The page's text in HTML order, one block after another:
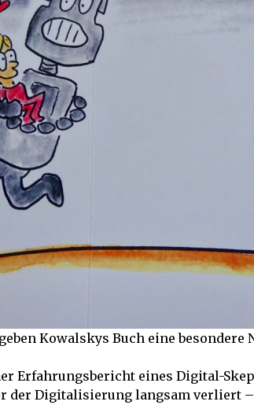
Kowalskys Buch eine besondere
Erfahrungsbericht eines Digital-
der Digitalisierung langsam verliert